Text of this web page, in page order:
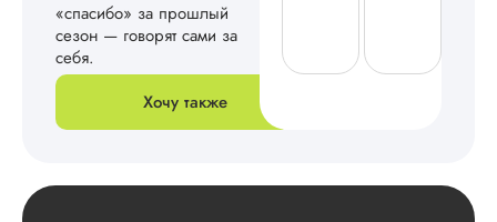
«спасибо» за прошлый
сезон — говорят сами за
себя.
Хочу также